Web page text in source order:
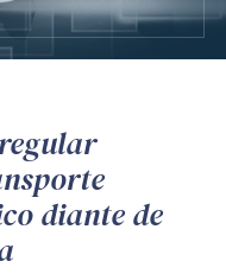
diante de